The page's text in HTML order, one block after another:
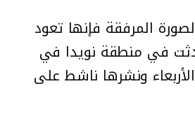
المرفقة فإنها تعود
في منطقة نويدا في
ونشرها ناشط على